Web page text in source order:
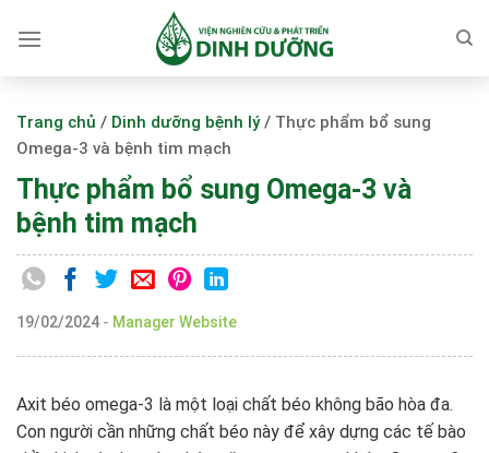
Trang chủ / Dinh dưỡng bệnh lý/ Thực phẩm bổ sung
Omega-3 và bệnh tim mạch
Thực phẩm bổ sung Omega-3 và
bệnh tim mạch
19/02/2024 - Manager Website
Axit béo omega-3 là một loại chất béo không bão hòa đa.
Con người cần những chất béo này để xây dựng các tế bào